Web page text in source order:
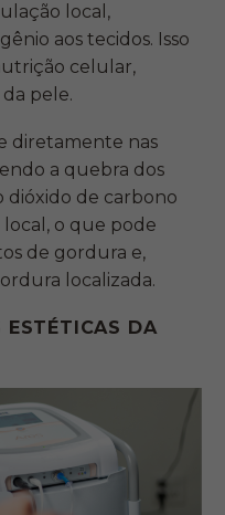
local,
aos tecidos. Isso
celular,
pele.
diretamente nas
a quebra dos
dióxido de carbono
o que pode
de gordura e,
localizada.
ESTÉTICAS DA